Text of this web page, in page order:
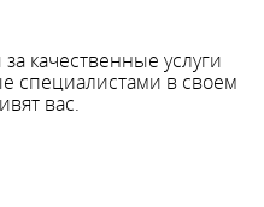
качественные услуги
специалистами в своем
вас.